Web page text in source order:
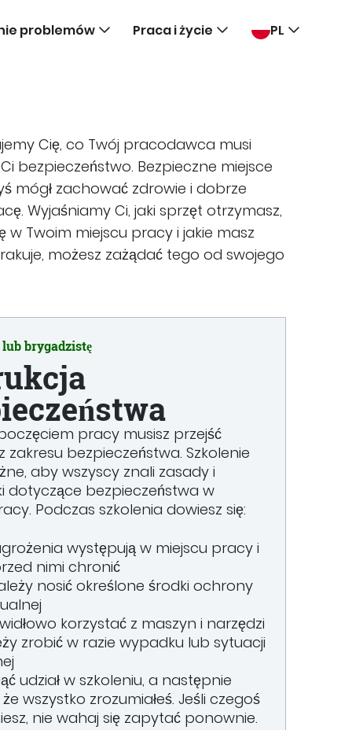
problemów Praca i życie PL
Cię, co Twój pracodawca musi
bezpieczeństwo. Bezpieczne miejsce
mógł zachować zdrowie i dobrze
Wyjaśniamy Ci, jaki sprzęt otrzymasz,
w Twoim miejscu pracy i jakie masz
możesz zażądać tego od swojego
brygadzistę
pracy musisz przejść
zakresu bezpieczeństwa. Szkolenie
aby wszyscy znali zasady i
dotyczące bezpieczeństwa w
Podczas szkolenia dowiesz się:
występują w miejscu pracy i
nimi chronić
nosić określone środki ochrony
korzystać z maszyn i narzędzi
zrobić w razie wypadku lub sytuacji
udział w szkoleniu, a następnie
wszystko zrozumiałeś. Jeśli czegoś
nie wahaj się zapytać ponownie.